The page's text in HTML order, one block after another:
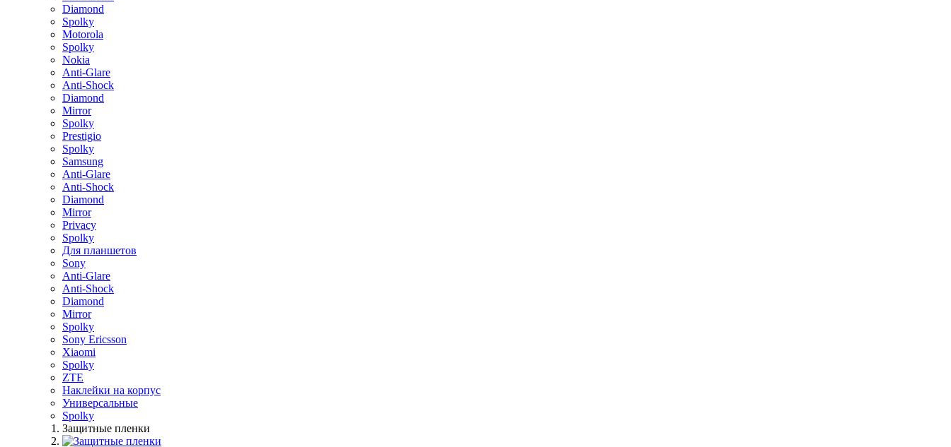
Diamond
Spolky
Motorola
Spolky
Nokia
Anti-Glare
Anti-Shock
Diamond
Mirror
Spolky
Prestigio
Spolky
Samsung
Anti-Glare
Anti-Shock
Diamond
Mirror
Privacy
Spolky
Для планшетов
Sony
Anti-Glare
Anti-Shock
Diamond
Mirror
Spolky
Sony Ericsson
Xiaomi
Spolky
ZTE
Наклейки на корпус
Универсальные
Spolky
Защитные пленки